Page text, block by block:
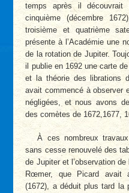
temps après il découvrait
cinquième (décembre
troisième et quatrième
présente à l’Académie une
de la rotation de Jupiter.
il publie en 1692 une carte
et la théorie des librations
avait commencé à observer
négligées, et nous avons
des comètes de 1672,1677,
À ces nombreux
sans cesse renouvelé des
de Jupiter et l’observation
Rœmer, que Picard avait
(1672), a déduit plus tard la